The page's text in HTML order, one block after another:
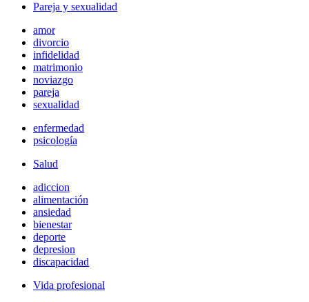
Pareja y sexualidad
amor
divorcio
infidelidad
matrimonio
noviazgo
pareja
sexualidad
enfermedad
psicología
Salud
adiccion
alimentación
ansiedad
bienestar
deporte
depresion
discapacidad
Vida profesional